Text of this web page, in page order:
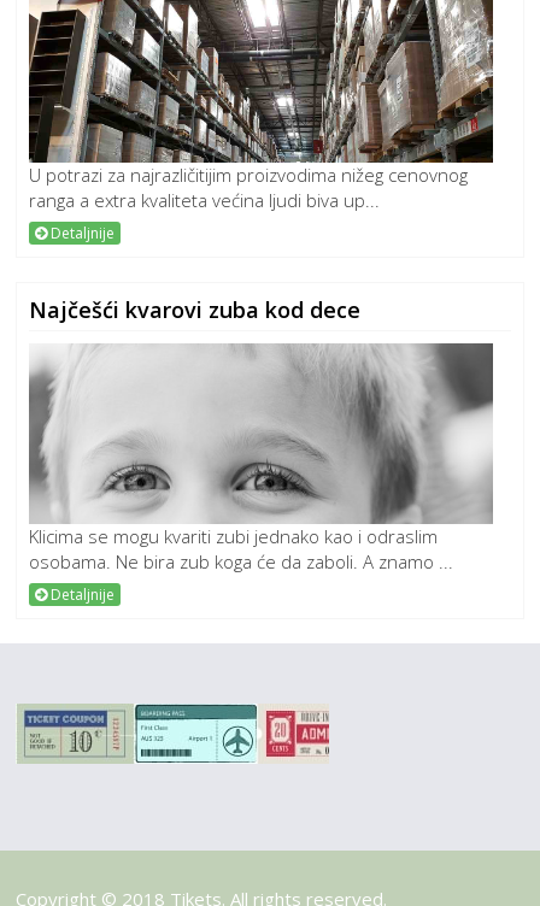
U potrazi za najrazličitijim proizvodima nižeg cenovnog
ranga a extra kvaliteta većina ljudi biva up...
Detaljnije
Najčešći kvarovi zuba kod dece
Klicima se mogu kvariti zubi jednako kao i odraslim
osobama. Ne bira zub koga će da zaboli. A znamo ...
Detaljnije
Copyright © 2018 Tikets. All rights reserved.